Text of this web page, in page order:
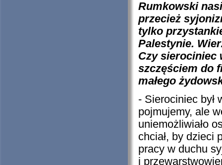
Rumkowski
przecież
tylko
Palestynie.
Czy sierociniec
szczęściem do
małego
- Sierociniec był
pojmujemy, ale
uniemożliwiało
chciał, by dzieci
pracy w duchu
i